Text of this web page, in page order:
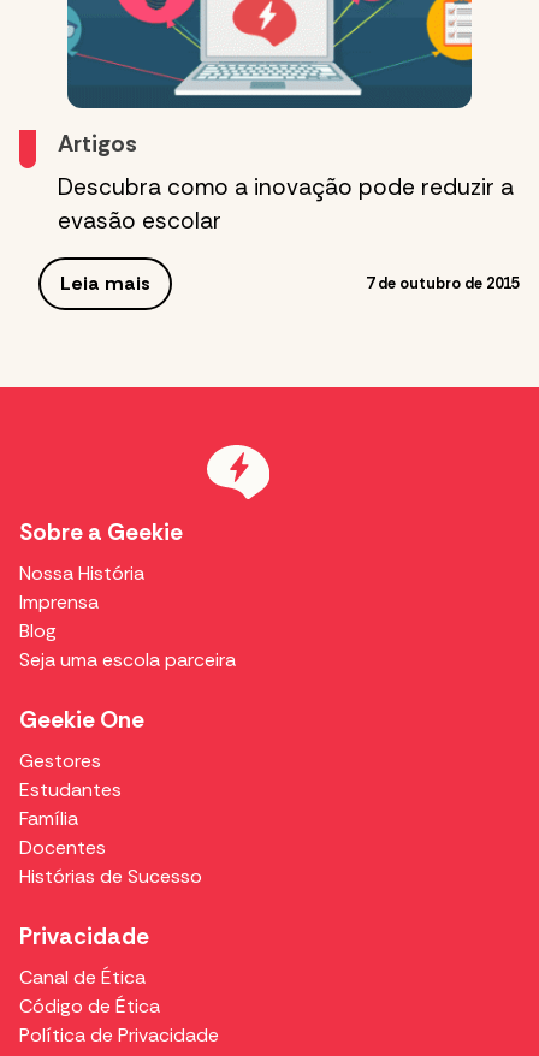
Artigos
Descubra como a inovação pode reduzir a
evasão escolar
Leia mais 7 de outubro de 2015
Sobre a Geekie
Nossa História
Imprensa
Blog
Seja uma escola parceira
Geekie One
Gestores
Estudantes
Família
Docentes
Histórias de Sucesso
Privacidade
Canal de Ética
Código de Ética
Política de Privacidade